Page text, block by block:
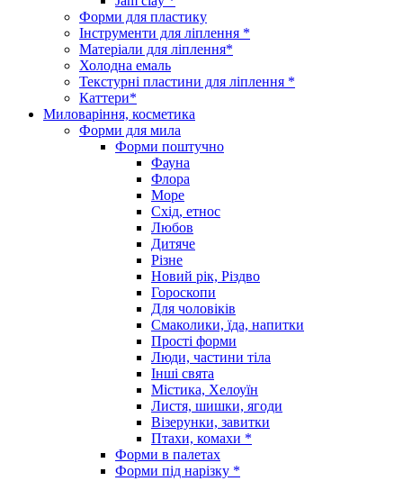
Форми для пластику
Інструменти для ліплення *
Матеріали для ліплення*
Холодна емаль
Текстурні пластини для ліплення *
Каттери*
Миловаріння, косметика
Форми для мила
Форми поштучно
Фауна
Флора
Море
Схід, етнос
Любов
Дитяче
Різне
Новий рік, Різдво
Гороскопи
Для чоловіків
Смаколики, їда, напитки
Прості форми
Люди, частини тіла
Інші свята
Містика, Хелоуїн
Листя, шишки, ягоди
Візерунки, завитки
Птахи, комахи *
Форми в палетах
Форми під нарізку *